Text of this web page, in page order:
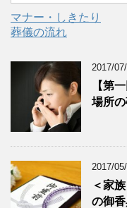
マナー・しきたり
葬儀の流れ
2017/
【第
場所
2017/
＜家
の御